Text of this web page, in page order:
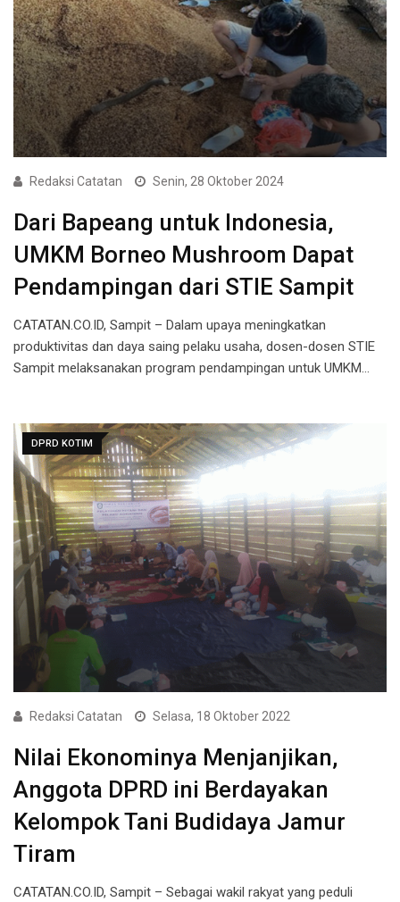
Redaksi Catatan Senin, 28 Oktober 2024
Dari Bapeang untuk Indonesia,
UMKM Borneo Mushroom Dapat
Pendampingan dari STIE Sampit
CATATAN.CO.ID, Sampit – Dalam upaya meningkatkan
produktivitas dan daya saing pelaku usaha, dosen-dosen STIE
Sampit melaksanakan program pendampingan untuk UMKM…
DPRD KOTIM
Redaksi Catatan Selasa, 18 Oktober 2022
Nilai Ekonominya Menjanjikan,
Anggota DPRD ini Berdayakan
Kelompok Tani Budidaya Jamur
Tiram
CATATAN.CO.ID, Sampit – Sebagai wakil rakyat yang peduli